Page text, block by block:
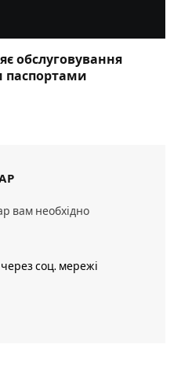
обслуговування
паспортами
вам необхідно
через соц. мережі